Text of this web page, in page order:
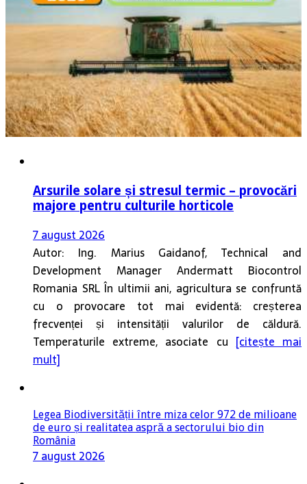
Arsurile solare și stresul termic – provocări
majore pentru culturile horticole
7 august 2026
Autor: Ing. Marius Gaidanof, Technical and
Development Manager Andermatt Biocontrol
Romania SRL În ultimii ani, agricultura se confruntă
cu o provocare tot mai evidentă: creșterea
frecvenței și intensității valurilor de căldură.
Temperaturile extreme, asociate cu [citește mai
mult]
Legea Biodiversității între miza celor 972 de milioane
de euro și realitatea aspră a sectorului bio din
România
7 august 2026